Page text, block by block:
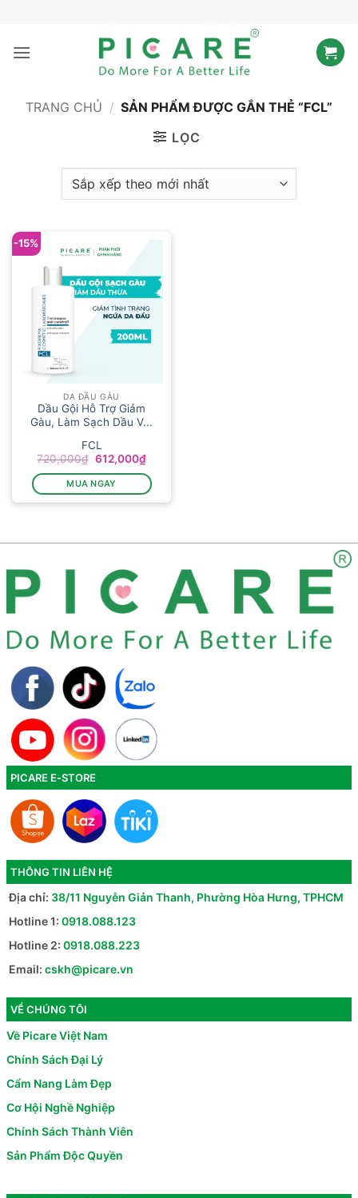
nội
TRANG CHỦ / SẢN PHẨM ĐƯỢC GẮN THẺ “FCL”
LỌC
-15%
DA ĐẦU GÀU
Dầu Gội Hỗ Trợ Giảm
Gàu, Làm Sạch Dầu V...
FCL
720,000₫ Giá
là:
720,000₫.
612,000₫Giá
hiện
tại
là:
612,000₫.
MUA NGAY
PICARE E-STORE
THÔNG TIN LIÊN HỆ
Địa chỉ: 38/11 Nguyễn Giản Thanh, Phường Hòa Hưng, TPHCM
Hotline 1: 0918.088.123
Hotline 2: 0918.088.223
Email: cskh@picare.vn
VỀ CHÚNG TÔI
Về Picare Việt Nam
Chính Sách Đại Lý
Cẩm Nang Làm Đẹp
Cơ Hội Nghề Nghiệp
Chính Sách Thành Viên
Sản Phẩm Độc Quyền